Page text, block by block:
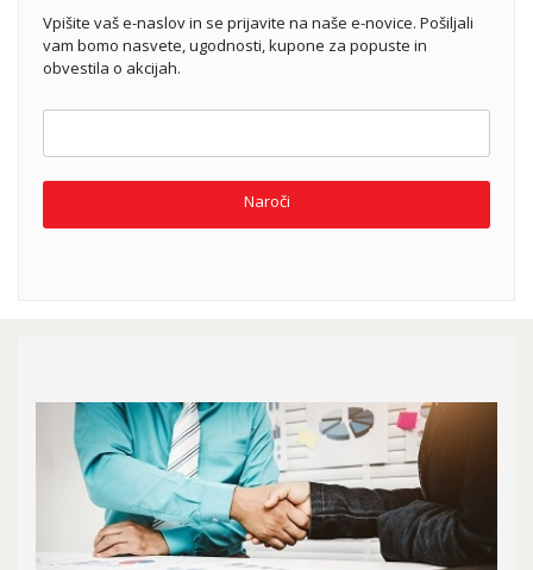
Vpišite vaš e-naslov in se prijavite na naše e-novice. Pošiljali
vam bomo nasvete, ugodnosti, kupone za popuste in
obvestila o akcijah.
Naroči